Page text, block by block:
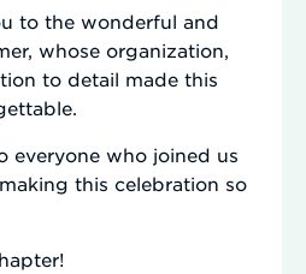
to the wonderful and
whose organization,
to detail made this
everyone who joined us
this celebration so